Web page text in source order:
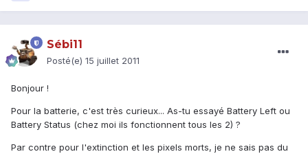
Sébi11
Posté(e) 15 juillet 2011
Bonjour !
Pour la batterie, c'est très curieux... As-tu essayé Battery Left ou
Battery Status (chez moi ils fonctionnent tous les 2) ?
Par contre pour l'extinction et les pixels morts, je ne sais pas du